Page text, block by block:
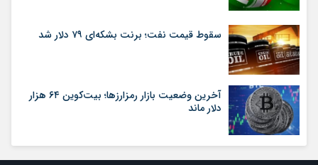
سقوط قیمت نفت؛ برنت بشکه‌ای ۷۹ دلار شد
آخرین وضعیت بازار رمزارزها؛ بیت‌کوین ۶۴ هزار
دلار ماند